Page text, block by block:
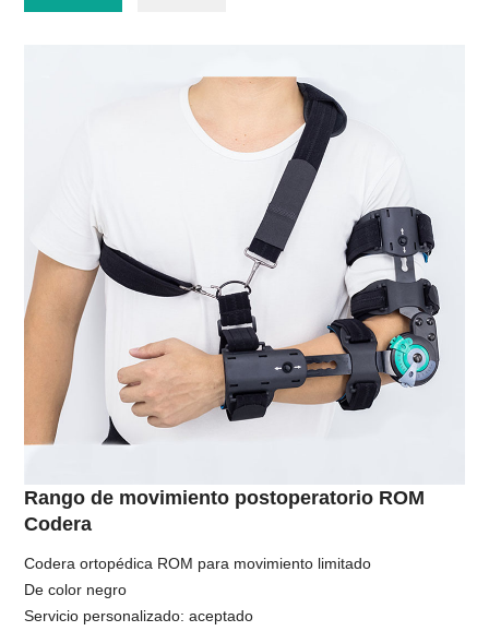
Rango de movimiento postoperatorio ROM
Codera
Codera ortopédica ROM para movimiento limitado
De color negro
Servicio personalizado: aceptado